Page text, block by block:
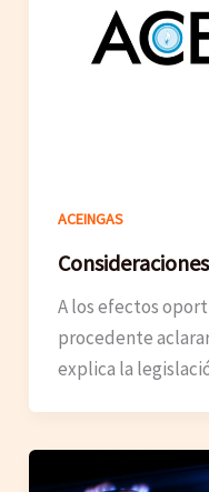
ACEINGAS
A los efectos
procedente
explica la